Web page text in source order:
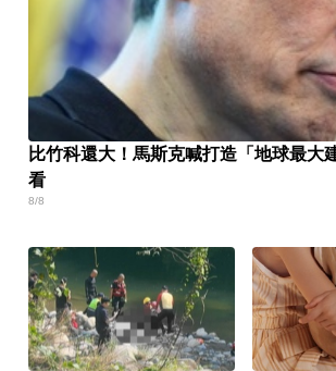
比竹科還大！馬斯克喊打造「地球最大
看
8/8